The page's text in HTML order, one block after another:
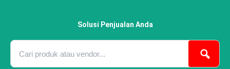
Solusi Penjualan Anda